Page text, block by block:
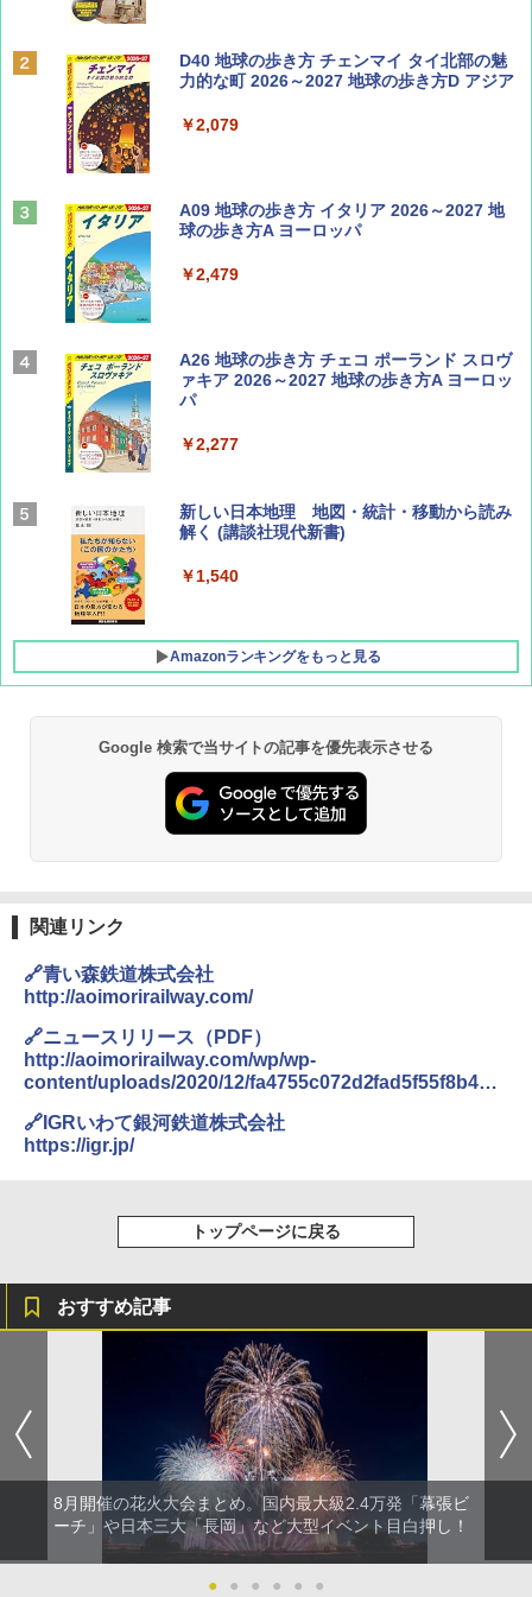
ディズニーファン ２０２６年 ９月号 [雑
誌] (ＤＩＳＮＥＹ ＦＡＮ)
￥713
山と溪谷 2026年8月号「南アルプス大全」
Coyote No.89 特集 星野道夫 夢見る旅
￥1,540
AIRLINE（エアライン）2026年9月号【特
集】ボーイング110周年を祝して！
￥1,760
D40 地球の歩き方 チェンマイ タイ北部の魅
力的な町 2026～2027 地球の歩き方D アジア
￥2,079
A09 地球の歩き方 イタリア 2026～2027 地
球の歩き方A ヨーロッパ
￥2,479
A26 地球の歩き方 チェコ ポーランド スロヴ
ァキア 2026～2027 地球の歩き方A ヨーロッ
パ
￥2,277
新しい日本地理 地図・統計・移動から読み
解く (講談社現代新書)
￥1,540
Amazonランキングをもっと見る
[キャンパーズコレクション 山善] ポップアッ
プテント 傘みたいに広げて畳める パッとサ
ッとサンシェード キューブ フルクローズ メ
ッシュ 簡単設置 ワンタッチテント キャンプ
&ハイキング カーキ PATC-150(KH)
ト プライバシー テント 【中が透けない】 1
人用 折りたたみ 防災グッズ 災害用トイレ ビ
ーチ ピクニック ポップアップテント 携帯 簡
易 トイレテント (オリーブ)
￥4,836
ENDLESS BASE 《めざましテレビで紹介》
￥5,999
ーティング フルクローズ メッシュ 3-4人用
簡単設置 ポップアップテント エクルベージ
ュ(BC仕様) PATC-150B(EB)
￥9,990
[キャンパーズコレクション 山善] 傘みたいに
広げるだけ パッとサッとテント キューブワ
イドプラス ブラックコーティング フルクロ
ーズ メッシュ 5人用 簡単設置 ポップアップ
テント PATCW-200B エクルベージュ
DEWEL パラソル 大型 ビーチ アウトドアパ
ラソル ガーデン サイトシート付 折りたたみ
防水 UVカット 4段階高さ調整 軽量 収納袋付
き
￥6,459
コンパクト 保冷力長持ち
￥2,980
熊撃退スプレー 熊よけスプレー 熊スプレー
0ml（連続噴射30秒）110ml（連続噴射15
秒）射程5～10m 安全ロック搭載 携帯収納袋
送
Across やわらか保冷剤 日本製 固まらない 1
1cm ソフト 2個セット (2個セット)
￥680
着替えテント トイレテント 透けない【換気
通気窓付き】収納袋付き UVカット 防水 防災
コンパクト iimono117 (ブルー)
￥3,180
Google 検索で当サイトの記事を優先表示させる
関連リンク
🔗青い森鉄道株式会社
http://aoimorirailway.com/
🔗ニュースリリース（PDF）
http://aoimorirailway.com/wp/wp-
content/uploads/2020/12/fa4755c072d2fad5f55f8b427
🔗IGRいわて銀河鉄道株式会社
https://igr.jp/
トップページに戻る
おすすめ記事
8月開催の花火大会まとめ。国内最大級2.4万発「幕張ビ
ーチ」や日本三大「長岡」など大型イベント目白押し！
● ● ● ● ● ●